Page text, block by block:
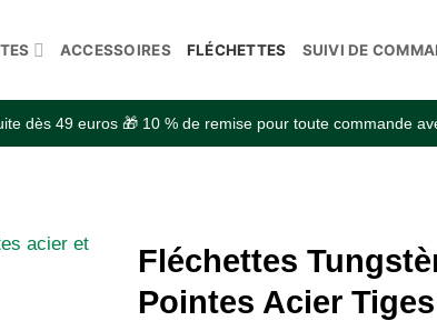
ACCESSOIRES FLÉCHETTES SUIVI DE
dès 49 euros 🎁 10 % de remise pour toute commande
Fléchettes
Pointes Acier